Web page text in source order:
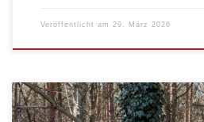
Veröffentlicht am 29. März 2026